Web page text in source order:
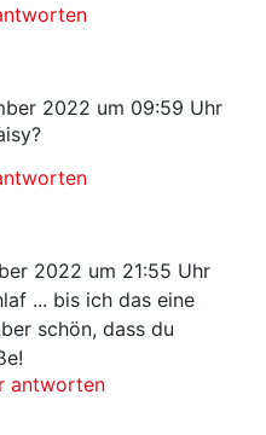
2022 um 09:59 Uhr
2022 um 21:55 Uhr
... bis ich das eine
schön, dass du
antworten